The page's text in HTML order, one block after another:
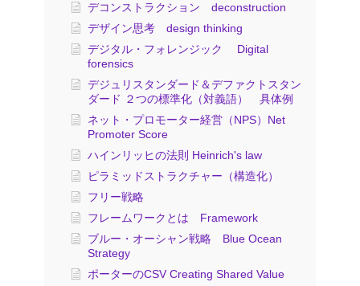
デコンストラクション deconstruction
デザイン思考 design thinking
デジタル・フォレンジック Digital
forensics
デジュリスタンダード＆デファクトスタン
ダード ２つの標準化（対義語） 具体例
ネット・プロモーター経営（NPS）Net
Promoter Score
ハインリッヒの法則 Heinrich's law
ピラミッドストラクチャー（構造化）
フリー戦略
フレームワークとは Framework
ブルー・オーシャン戦略 Blue Ocean
Strategy
ポーターのCSV Creating Shared Value